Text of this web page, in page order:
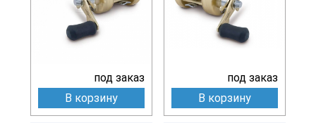
под заказ
В корзину
под заказ
В корзину